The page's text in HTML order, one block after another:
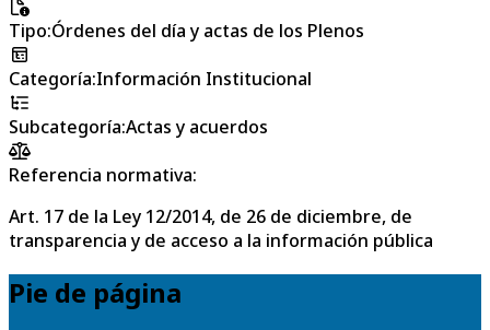
Tipo:Órdenes del día y actas de los Plenos
Categoría:Información Institucional
Subcategoría:Actas y acuerdos
Referencia normativa:
Art. 17 de la Ley 12/2014, de 26 de diciembre, de
transparencia y de acceso a la información pública
Pie de página